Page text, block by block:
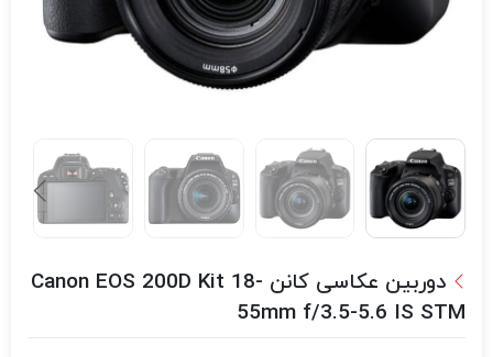
دوربین عکاسی کانن Canon EOS 200D Kit 18-
55mm f/3.5-5.6 IS STM